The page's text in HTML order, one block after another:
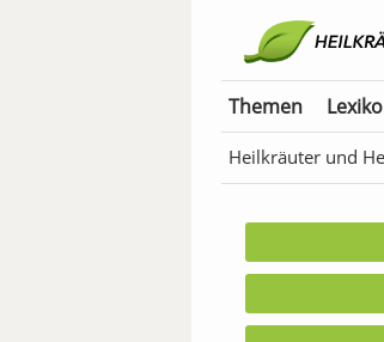
Themen
Heilkräuter und